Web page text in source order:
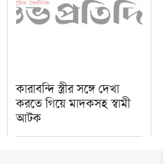
কারাবন্দি স্ত্রীর সঙ্গে দেখা
করতে গিয়ে মাদকসহ স্বামী
আটক